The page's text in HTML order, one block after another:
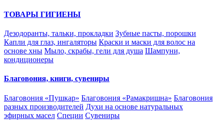
ТОВАРЫ ГИГИЕНЫ
Дезодоранты, тальки, прокладки Зубные пасты, порошки
Капли для глаз, ингаляторы Краски и маски для волос на
основе хны Мыло, скрабы, гели для душа Шампуни,
кондиционеры
Благовония, книги, сувениры
Благовония «Пушкар» Благовония «Рамакришна» Благовония
разных производителей Духи на основе натуральных
эфирных масел Специи Сувениры